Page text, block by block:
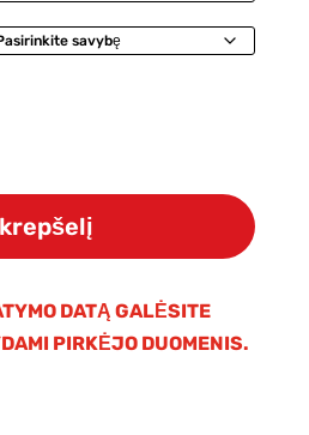
DATĄ GALĖSITE
PIRKĖJO DUOMENIS.